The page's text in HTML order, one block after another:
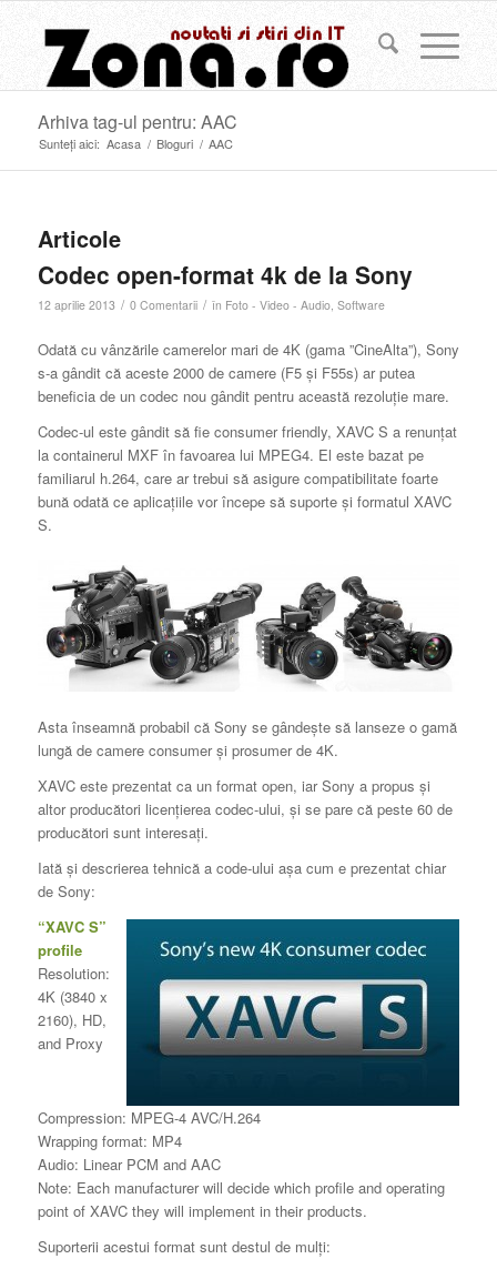
Arhiva tag-ul pentru: AAC
Sunteți aici: Acasa / Bloguri / AAC
Articole
Codec open-format 4k de la Sony
12 aprilie 2013 / 0 Comentarii / în Foto - Video - Audio, Software
Odată cu vânzările camerelor mari de 4K (gama ”CineAlta”), Sony
s-a gândit că aceste 2000 de camere (F5 și F55s) ar putea
beneficia de un codec nou gândit pentru această rezoluție mare.
Codec-ul este gândit să fie consumer friendly, XAVC S a renunțat
la containerul MXF în favoarea lui MPEG4. El este bazat pe
familiarul h.264, care ar trebui să asigure compatibilitate foarte
bună odată ce aplicațiile vor începe să suporte și formatul XAVC
S.
Asta înseamnă probabil că Sony se gândește să lanseze o gamă
lungă de camere consumer și prosumer de 4K.
XAVC este prezentat ca un format open, iar Sony a propus și
altor producători licențierea codec-ului, și se pare că peste 60 de
producători sunt interesați.
Iată și descrierea tehnică a code-ului așa cum e prezentat chiar
de Sony:
“XAVC S”
profile
Resolution:
4K (3840 x
2160), HD,
and Proxy
Compression: MPEG-4 AVC/H.264
Wrapping format: MP4
Audio: Linear PCM and AAC
Note: Each manufacturer will decide which profile and operating
point of XAVC they will implement in their products.
Suporterii acestui format sunt destul de mulți: